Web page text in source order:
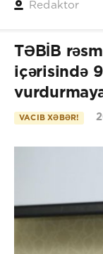
Redaktor
TƏBİB
içərisində
VACIB XƏBƏR!